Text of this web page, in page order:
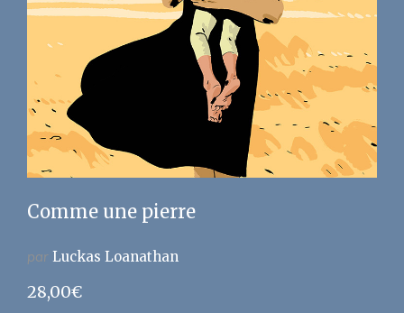
Comme une pierre
par Luckas Loanathan
28,00€